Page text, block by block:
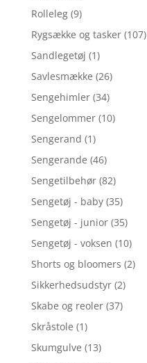
Rolleleg (9)
Rygsække og tasker (107)
Sandlegetøj (1)
Savlesmække (26)
Sengehimler (34)
Sengelommer (10)
Sengerand (1)
Sengerande (46)
Sengetilbehør (82)
Sengetøj - baby (35)
Sengetøj - junior (35)
Sengetøj - voksen (10)
Shorts og bloomers (2)
Sikkerhedsudstyr (2)
Skabe og reoler (37)
Skråstole (1)
Skumgulve (13)